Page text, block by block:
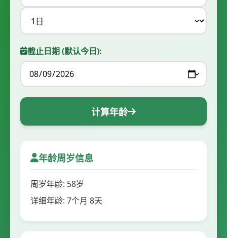
截止日期 (默认今日):
计算年龄
年龄周岁信息
周岁年龄: 58岁
详细年龄: 7个月 8天